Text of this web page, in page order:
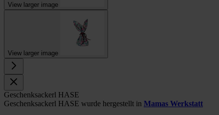
View larger image
View larger image
Geschenksackerl HASE
Geschenksackerl HASE wurde hergestellt in Mamas Werkstatt